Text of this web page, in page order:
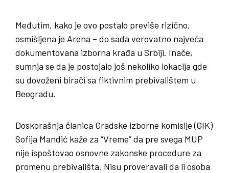
Međutim, kako je ovo postalo previše rizično,
osmišljena je Arena – do sada verovatno najveća
dokumentovana izborna krađa u Srbiji. Inače,
sumnja se da je postojalo još nekoliko lokacija gde
su dovoženi birači sa fiktivnim prebivalištem u
Beogradu.
Doskorašnja članica Gradske izborne komisije (GIK)
Sofija Mandić kaže za “Vreme” da pre svega MUP
nije ispoštovao osnovne zakonske procedure za
promenu prebivališta. Nisu proveravali da li osoba